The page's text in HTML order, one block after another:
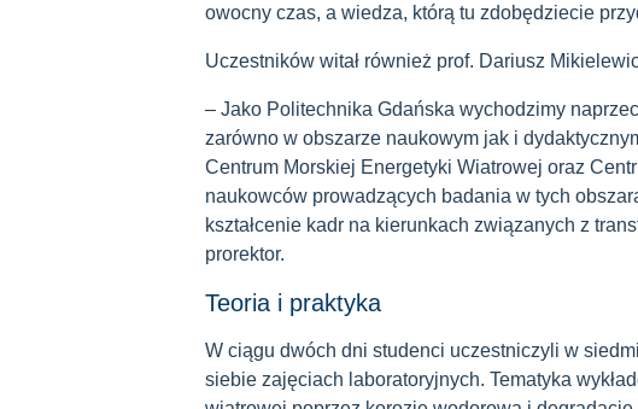
owocny czas, a wiedza, którą tu zdobędziecie
Uczestników witał również prof. Dariusz
– Jako Politechnika Gdańska wychodzimy
zarówno w obszarze naukowym jak i
Centrum Morskiej Energetyki Wiatrowej oraz
naukowców prowadzących badania w tych
kształcenie kadr na kierunkach związanych z
prorektor.
Teoria i praktyka
W ciągu dwóch dni studenci uczestniczyli w
siebie zajęciach laboratoryjnych. Tematyka